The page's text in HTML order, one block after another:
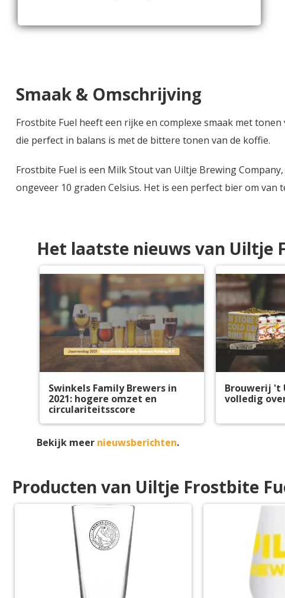
Smaak & Omschrijving
Frostbite Fuel heeft een rijke en complexe smaak met
die perfect in balans is met de bittere tonen van de koffie.
Frostbite Fuel is een Milk Stout van Uiltje Brewing
ongeveer 10 graden Celsius. Het is een perfect bier om
Het laatste nieuws van Uiltje
Swinkels Family Brewers in
2021: hogere omzet en
circulariteitsscore
Brouwerij 't
volledig
Bekijk meer nieuwsberichten.
Producten van Uiltje Frostbite